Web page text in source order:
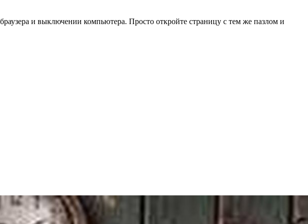
и выключении компьютера. Просто откройте страницу с тем же пазлом и